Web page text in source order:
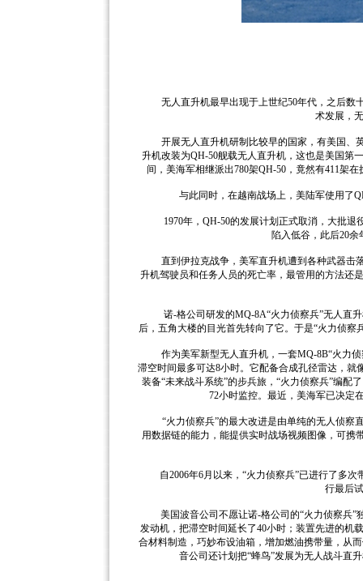
无人直升机最早出现于上世纪50年代，之后数
术发展，
开展无人直升机研制比较早的国家，有美国、英
升机改装为QH-50舰载无人直升机，这也是美国第
间，美海军相继派出780架QH-50，竟然有411架
与此同时，在越南战场上，美陆军使用了
1970年，QH-50的发展计划正式取消，大批退
陷入低谷，此后20
直到伊拉克战争，美军直升机遭到各种武器击落
升机驾驶员和任务人员的死亡率，最管用的方法还
诺-格公司研发的MQ-8A“火力侦察兵”无人直升
后，五角大楼的目光首先转向了它。于是“火力侦察
作为美军新型无人直升机，一套MQ-8B“火力侦
滞空时间最多可达8小时。它配备合成孔径雷达，
装备“未来战斗系统”的步兵旅，“火力侦察兵”编配
72小时监控。最近，美海军已决定
“火力侦察兵”的最大改进是由单纯的无人侦察
用数据链的能力，能提供实时战场视频图像，可携
自2006年6月以来，“火力侦察兵”已进行了多次
行最后
美国波音公司不愿让诺-格公司的“火力侦察兵”
发动机，把滞空时间延长了40小时；装置先进的机
合材料制造，巧妙布设油箱，增加燃油携带量，从
音公司还计划把“蜂鸟”发展为无人战斗直